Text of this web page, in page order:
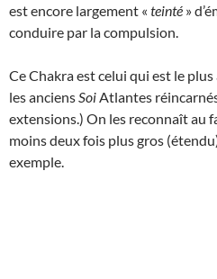
est encore largement « teinté »
conduire par la compulsion.
Ce Chakra est celui qui est le
les anciensSoiAtlantes
extensions.) On les reconnaît au
moins deux fois plus gros
exemple.